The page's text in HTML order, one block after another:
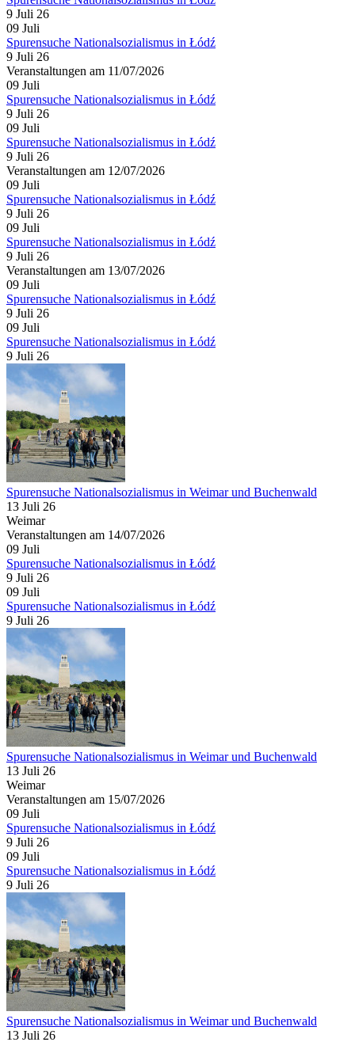
9 Juli 26
09 Juli
Spurensuche Nationalsozialismus in Łódź
9 Juli 26
Veranstaltungen am 11/07/2026
09 Juli
Spurensuche Nationalsozialismus in Łódź
9 Juli 26
09 Juli
Spurensuche Nationalsozialismus in Łódź
9 Juli 26
Veranstaltungen am 12/07/2026
09 Juli
Spurensuche Nationalsozialismus in Łódź
9 Juli 26
09 Juli
Spurensuche Nationalsozialismus in Łódź
9 Juli 26
Veranstaltungen am 13/07/2026
09 Juli
Spurensuche Nationalsozialismus in Łódź
9 Juli 26
09 Juli
Spurensuche Nationalsozialismus in Łódź
9 Juli 26
Spurensuche Nationalsozialismus in Weimar und Buchenwald
13 Juli 26
Weimar
Veranstaltungen am 14/07/2026
09 Juli
Spurensuche Nationalsozialismus in Łódź
9 Juli 26
09 Juli
Spurensuche Nationalsozialismus in Łódź
9 Juli 26
Spurensuche Nationalsozialismus in Weimar und Buchenwald
13 Juli 26
Weimar
Veranstaltungen am 15/07/2026
09 Juli
Spurensuche Nationalsozialismus in Łódź
9 Juli 26
09 Juli
Spurensuche Nationalsozialismus in Łódź
9 Juli 26
Spurensuche Nationalsozialismus in Weimar und Buchenwald
13 Juli 26